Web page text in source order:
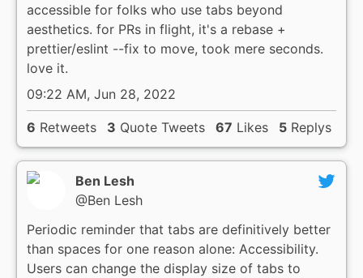
accessible for folks who use tabs beyond
aesthetics. for PRs in flight, it's a rebase +
prettier/eslint --fix to move, took mere seconds.
love it.
09:22 AM, Jun 28, 2022
6 Retweets 3 Quote Tweets 67 Likes 5 Replys
Ben Lesh
@Ben Lesh
Periodic reminder that tabs are definitively better
than spaces for one reason alone: Accessibility.
Users can change the display size of tabs to